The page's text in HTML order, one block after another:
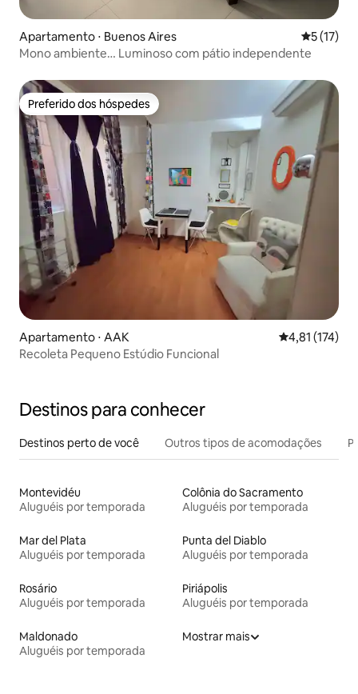
Apartamento ⋅ Buenos Aires 5 de uma
5 (17)
Mono ambiente… Luminoso com pátio independente
Preferido dos hóspedes
Preferido dos hóspedes
Apartamento ⋅ AAK 4,81 de uma
4,81 (174)
Recoleta Pequeno Estúdio Funcional
Destinos para conhecer
Destinos perto de você Outros tipos de acomodações
Montevidéu
Aluguéis por temporada
Colônia do Sacramento
Aluguéis por temporada
Mar del Plata
Aluguéis por temporada
Punta del Diablo
Aluguéis por temporada
Rosário
Aluguéis por temporada
Piriápolis
Aluguéis por temporada
Maldonado
Aluguéis por temporada
Mostrar mais